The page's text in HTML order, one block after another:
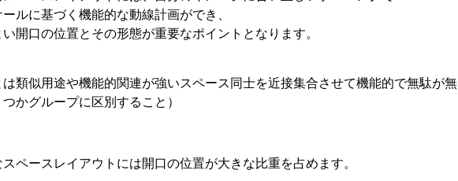
ルに基づく機能的な動線計画ができ、
開口の位置とその形態が重要なポイントとなります。
類似用途や機能的関連が強いスペース同士を近接集合させて機能的で無駄が無
かグループに区別すること）
ペースレイアウトには開口の位置が大きな比重を占めます。